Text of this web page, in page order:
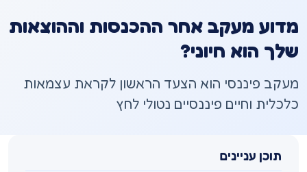
מדוע מעקב אחר ההכנסות וההוצאות
שלך הוא חיוני?
מעקב פיננסי הוא הצעד הראשון לקראת עצמאות
כלכלית וחיים פיננסיים נטולי לחץ
תוכן עניינים